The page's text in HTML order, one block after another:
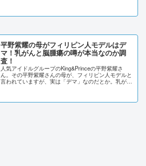
平野紫耀の母がフィリピン人モデルはデ
マ！乳がんと脳腫瘍の噂が本当なのか調
査！
人気アイドルグループのKing&Princeの平野紫耀さ
ん。その平野紫耀さんの母が、フィリピン人モデルと
言われていますが、実は「デマ」なのだとか。乳がん